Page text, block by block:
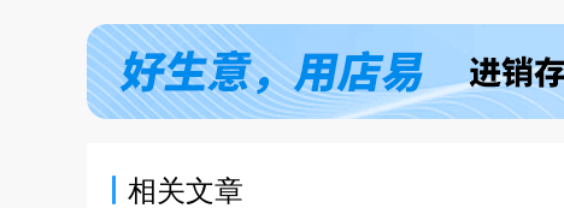
相关文章